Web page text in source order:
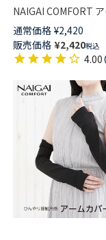
NAIGAI COMFORT
ス接触冷感 アームカ
パーロング丈 55cm
ット【365日最短翌日発
03072527
通常価格 ¥2,420
販売価格 ¥2,420税込
4.00